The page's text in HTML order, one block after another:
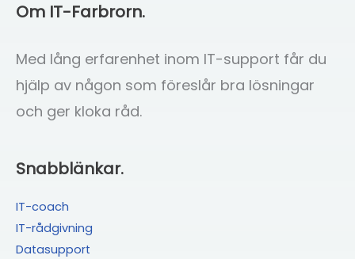
Om IT-Farbrorn.
Med lång erfarenhet inom IT-support får du
hjälp av någon som föreslår bra lösningar
och ger kloka råd.
Snabblänkar.
IT-coach
IT-rådgivning
Datasupport